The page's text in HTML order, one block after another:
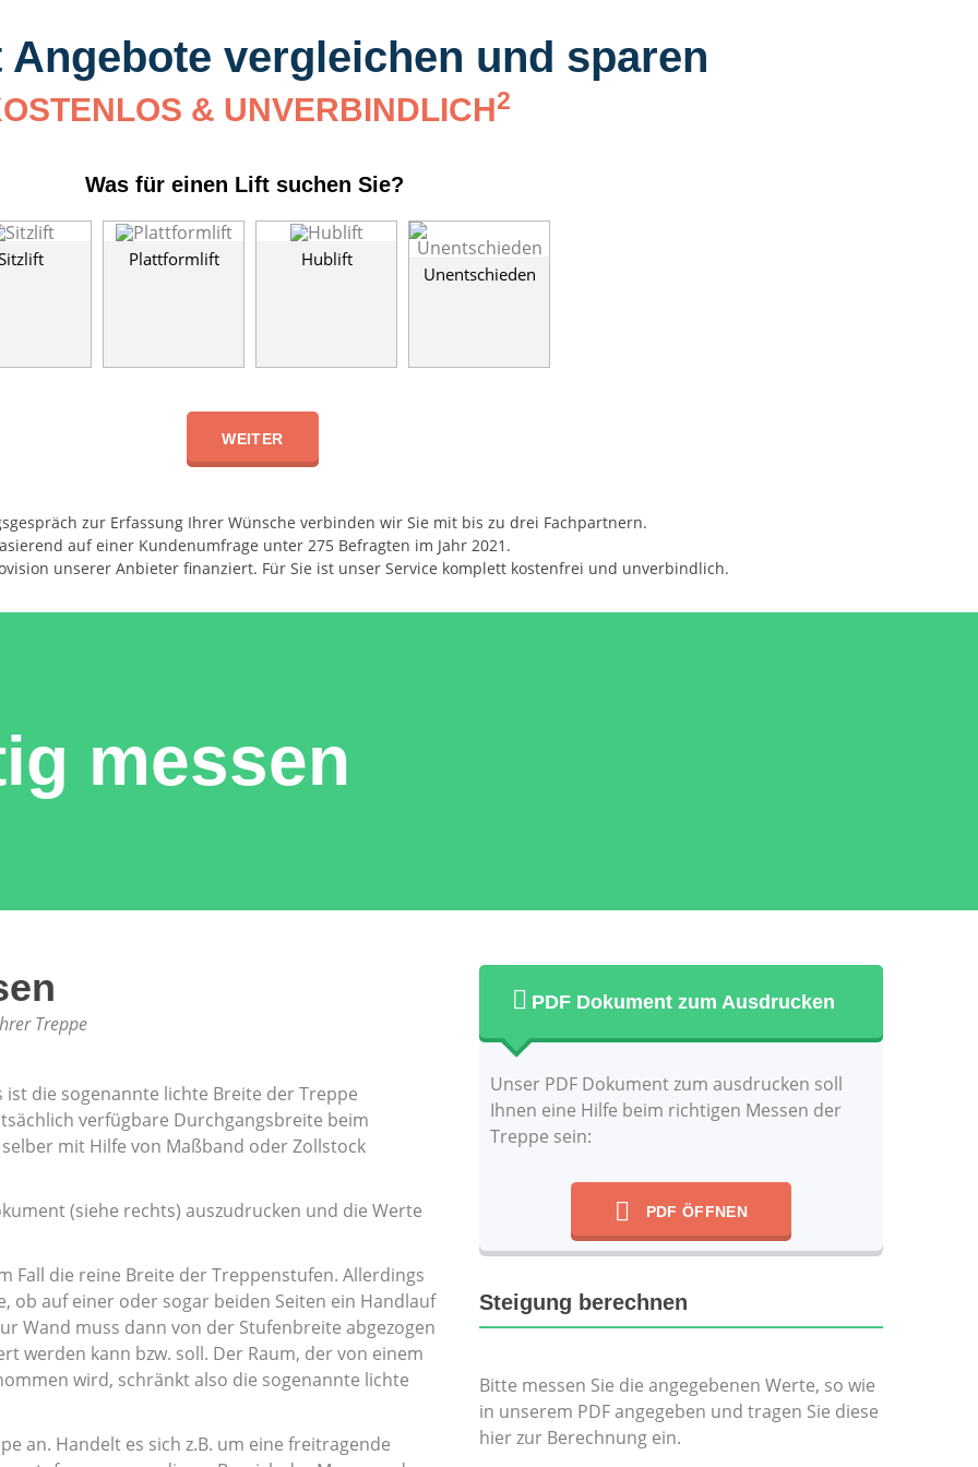
vergleichen und sparen
& UNVERBINDLICH2
Was für einen Lift suchen Sie?
Plattformlift Hublift
Unentschieden
WEITER
zur Erfassung Ihrer Wünsche verbinden wir Sie mit bis zu drei Fachpartnern.
auf einer Kundenumfrage unter 275 Befragten im Jahr 2021.
unserer Anbieter finanziert. Für Sie ist unser Service komplett kostenfrei und unverbindlich.
messen
Treppe
die sogenannte lichte Breite der Treppe
verfügbare Durchgangsbreite beim
mit Hilfe von Maßband oder Zollstock
(siehe rechts) auszudrucken und die Werte
Fall die reine Breite der Treppenstufen. Allerdings
ob auf einer oder sogar beiden Seiten ein Handlauf
Wand muss dann von der Stufenbreite abgezogen
werden kann bzw. soll. Der Raum, der von einem
wird, schränkt also die sogenannte lichte
an. Handelt es sich z.B. um eine freitragende
PDF Dokument zum Ausdrucken
Unser PDF Dokument zum ausdrucken soll
Ihnen eine Hilfe beim richtigen Messen der
Treppe sein:
PDF ÖFFNEN
Steigung berechnen
Bitte messen Sie die angegebenen Werte, so wie
in unserem PDF angegeben und tragen Sie diese
hier zur Berechnung ein.